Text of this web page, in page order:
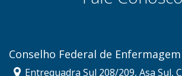
Conselho Federal de Enfermagem
Entrequadra Sul 208/209, Asa Sul,